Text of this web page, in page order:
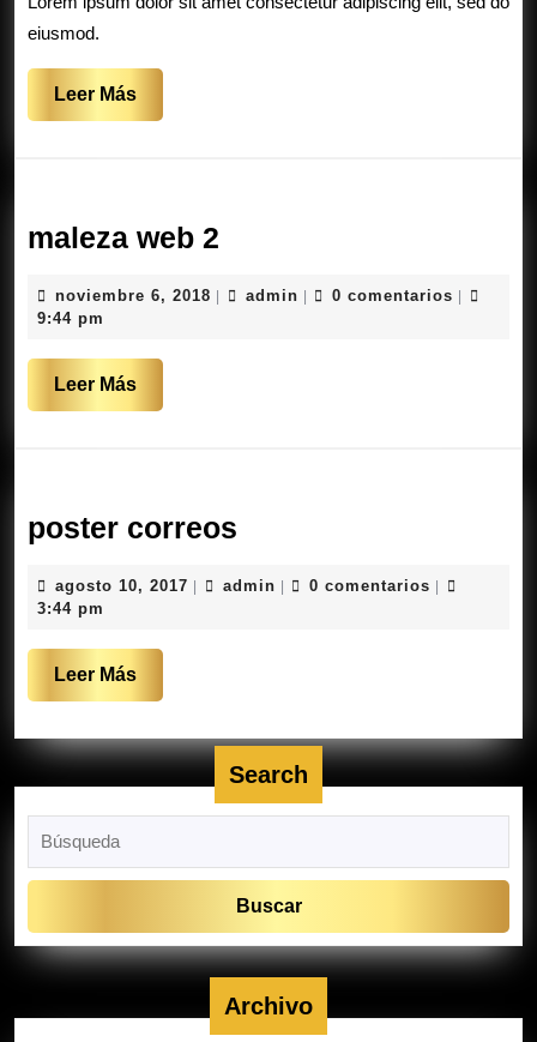
eiusmod.
Leer MásLeer
Más
maleza web 2
2
noviembre 6, 2018 noviembre
| adminadmin
| 0 comentarios |
9:44 pm
Leer MásLeer
Más
poster correos
agosto 10, 2017 agosto
| adminadmin
| 0 comentarios |
3:44 pm
Leer MásLeer
Más
Search
Archivo